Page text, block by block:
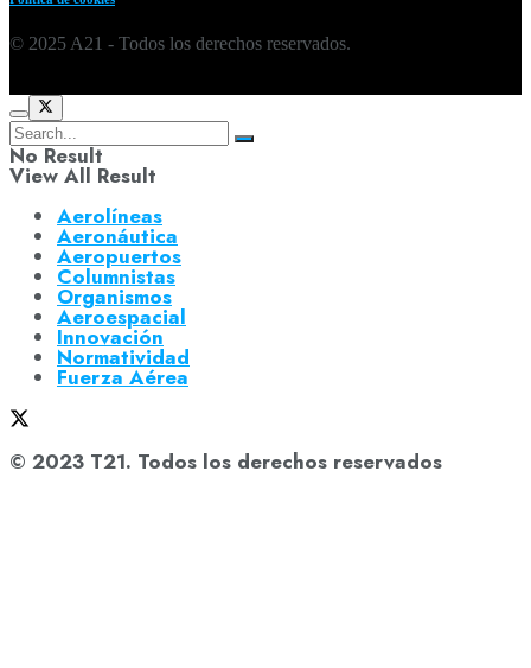
© 2025 A21 - Todos los derechos reservados.
No Result
View All Result
Aerolíneas
Aeronáutica
Aeropuertos
Columnistas
Organismos
Aeroespacial
Innovación
Normatividad
Fuerza Aérea
© 2023 T21. Todos los derechos reservados